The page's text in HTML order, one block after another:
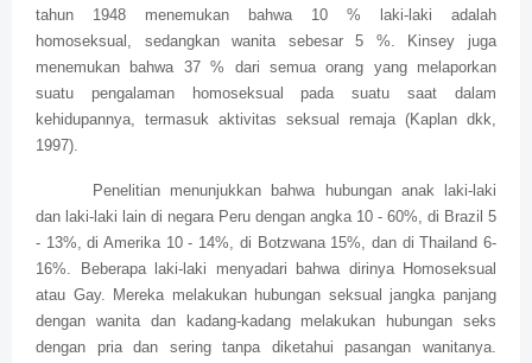
tahun 1948 menemukan bahwa 10 % laki-laki adalah
homoseksual, sedangkan wanita sebesar 5 %. Kinsey juga
menemukan bahwa 37 % dari semua orang yang melaporkan
suatu pengalaman homoseksual pada suatu saat dalam
kehidupannya, termasuk aktivitas seksual remaja (Kaplan dkk,
1997).
Penelitian menunjukkan bahwa hubungan anak laki-laki
dan laki-laki lain di negara Peru dengan angka 10 - 60%, di Brazil 5
- 13%, di Amerika 10 - 14%, di Botzwana 15%, dan di Thailand 6-
16%. Beberapa laki-laki menyadari bahwa dirinya Homoseksual
atau Gay. Mereka melakukan hubungan seksual jangka panjang
dengan wanita dan kadang-kadang melakukan hubungan seks
dengan pria dan sering tanpa diketahui pasangan wanitanya.